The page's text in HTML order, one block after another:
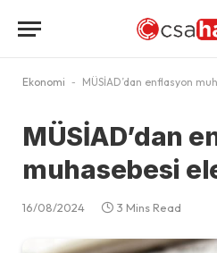
Ekonomi - MÜSİAD’dan enflasyon
MÜSİAD’dan
muhasebesi
16/08/2024 3 Mins Read